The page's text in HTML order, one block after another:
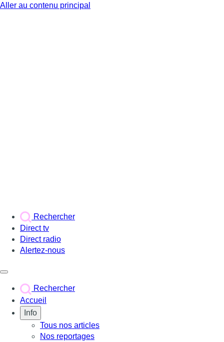
Aller au contenu principal
Rechercher
Direct tv
Direct radio
Alertez-nous
Rechercher
Accueil
Info
Tous nos articles
Nos reportages